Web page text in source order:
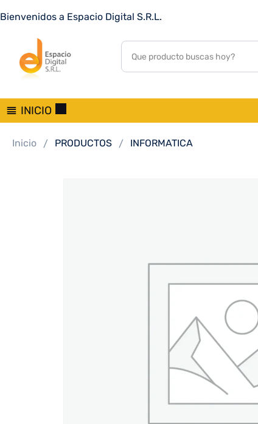
Bienvenidos a Espacio Digital S.R.L.
INICIO
Inicio PRODUCTOS INFORMATICA
DISCO DURO SATA3 18TB WESTERN DIGITAL PURPLE
customer reviews